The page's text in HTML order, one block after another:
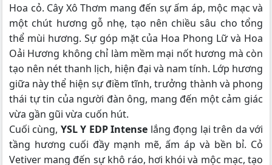
Hoa cỏ. Cây Xô Thơm mang đến sự ấm áp, mộc mạc và
một chút hương gỗ nhẹ, tạo nên chiều sâu cho tổng
thể mùi hương. Sự góp mặt của Hoa Phong Lữ và Hoa
Oải Hương không chỉ làm mềm mại nốt hương mà còn
tạo nên nét thanh lịch, hiện đại và nam tính. Lớp hương
giữa này thể hiện sự điềm tĩnh, trưởng thành và phong
thái tự tin của người đàn ông, mang đến một cảm giác
vừa gần gũi vừa cuốn hút.
Cuối cùng, YSL Y EDP Intense lắng đọng lại trên da với
tầng hương cuối đầy mạnh mẽ, ấm áp và bền bỉ. Cỏ
Vetiver mang đến sự khô ráo, hơi khói và mộc mạc, tạo